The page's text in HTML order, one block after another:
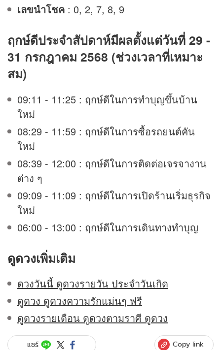
เลขนำโชค : 0, 2, 7, 8, 9
ฤกษ์ดีประจำสัปดาห์มีผลตั้งแต่วันที่ 29 -
31 กรกฎาคม 2568 (ช่วงเวลาที่เหมาะ
สม)
09:11 - 11:25 : ฤกษ์ดีในการทำบุญขึ้นบ้าน
ใหม่
08:29 - 11:59 : ฤกษ์ดีในการซื้อรถยนต์คัน
ใหม่
08:39 - 12:00 : ฤกษ์ดีในการติดต่อเจรจางาน
ต่าง ๆ
09:09 - 11:09 : ฤกษ์ดีในการเปิดร้านเริ่มธุรกิจ
ใหม่
06:00 - 13:00 : ฤกษ์ดีในการเดินทางทำบุญ
ดูดวงเพิ่มเติม
ดวงวันนี้ ดูดวงรายวัน ประจำวันเกิด
ดูดวง ดูดวงความรักแม่นๆ ฟรี
ดูดวงรายเดือน ดูดวงตามราศี ดูดวง
แชร์ Copy link